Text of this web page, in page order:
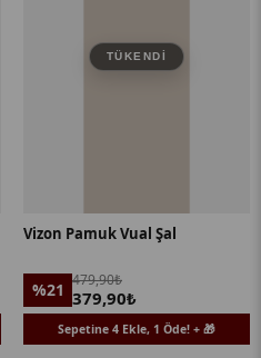
TÜKENDI
Vizon Pamuk Vual Şal
%21 479,90₺
379,90₺
Sepetine 4 Ekle, 1 Öde! + 🎁